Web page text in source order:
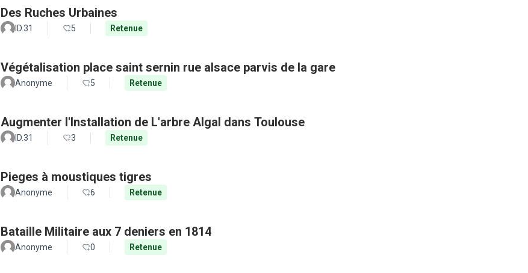
Des Ruches Urbaines
ID.31 5 Retenue
Végétalisation place saint sernin rue alsace parvis de la gare
Anonyme 5 Retenue
Augmenter l'Installation de L'arbre Algal dans Toulouse
ID.31 3 Retenue
Pieges à moustiques tigres
Anonyme 6 Retenue
Bataille Militaire aux 7 deniers en 1814
Anonyme 0 Retenue